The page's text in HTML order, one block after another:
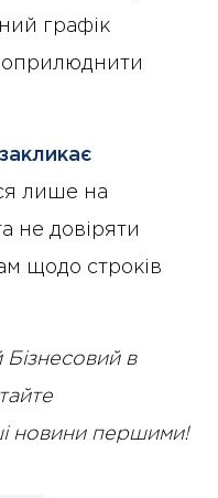
графік
оприлюднити
закликає
лише на
не довіряти
щодо строків
в
новини першими!